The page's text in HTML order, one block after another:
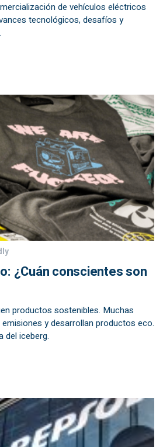
de vehículos eléctricos
tecnológicos, desafíos y
¿Cuán conscientes son
productos sostenibles. Muchas
y desarrollan productos eco.
del iceberg.